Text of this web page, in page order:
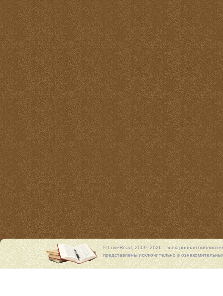
© LoveRead, 2009–2026 - электронная
представлены исключительно в